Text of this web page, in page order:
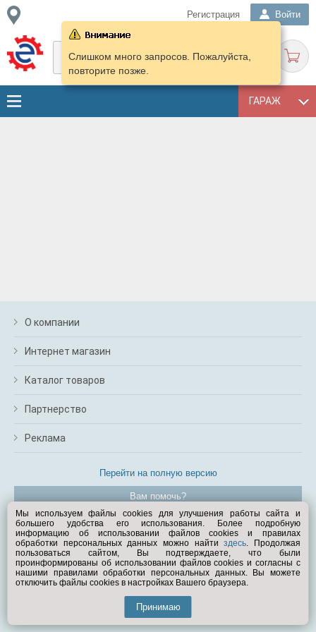
Регистрация Войти
ГАРАЖ
Слишком много запросов. Пожалуйста,
повторите позже.
О компании
Интернет магазин
Каталог товаров
Партнерство
Реклама
Перейти на полную версию
Вам помочь?
© Exist.ru 1998—2026
Мы используем файлы cookies для улучшения работы сайта и
большего удобства его использования. Более подробную
информацию об использовании файлов cookies и правилах
обработки персональных данных можно найтиздесь. Продолжая
пользоваться сайтом, Вы подтверждаете, что были
проинформированы об использовании файлов cookies и согласны с
нашими правилами обработки персональных данных. Вы можете
отключить файлы cookies в настройках Вашего браузера.
Принимаю